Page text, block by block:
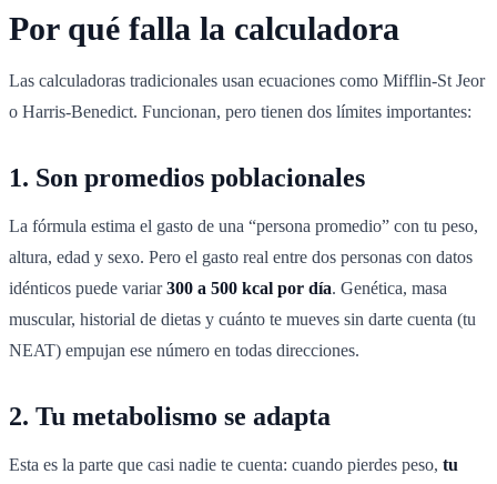
Por qué falla la calculadora
Las calculadoras tradicionales usan ecuaciones como Mifflin-St Jeor
o Harris-Benedict. Funcionan, pero tienen dos límites importantes:
1. Son promedios poblacionales
La fórmula estima el gasto de una “persona promedio” con tu peso,
altura, edad y sexo. Pero el gasto real entre dos personas con datos
idénticos puede variar300 a 500 kcal por día. Genética, masa
muscular, historial de dietas y cuánto te mueves sin darte cuenta (tu
NEAT) empujan ese número en todas direcciones.
2. Tu metabolismo se adapta
Esta es la parte que casi nadie te cuenta: cuando pierdes peso, tu